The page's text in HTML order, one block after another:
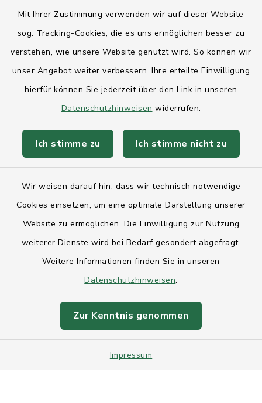
Mit Ihrer Zustimmung verwenden wir auf dieser Website
sog. Tracking-Cookies, die es uns ermöglichen besser zu
verstehen, wie unsere Website genutzt wird. So können wir
unser Angebot weiter verbessern. Ihre erteilte Einwilligung
hierfür können Sie jederzeit über den Link in unseren
Datenschutzhinweisen widerrufen.
Ich stimme zu Ich stimme nicht zu
Wir weisen darauf hin, dass wir technisch notwendige
Cookies einsetzen, um eine optimale Darstellung unserer
Website zu ermöglichen. Die Einwilligung zur Nutzung
weiterer Dienste wird bei Bedarf gesondert abgefragt.
Weitere Informationen finden Sie in unseren
Datenschutzhinweisen.
Zur Kenntnis genommen
Impressum
Ihre Behördennummer 115
Landesregierung Schleswig-Holstein
AktivRegion Mittelholstein
Anfahrt
Datenschutz
Sitemap
Intranet